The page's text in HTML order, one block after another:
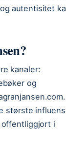
autentisitet
kanaler:
og
største
offentliggjort i